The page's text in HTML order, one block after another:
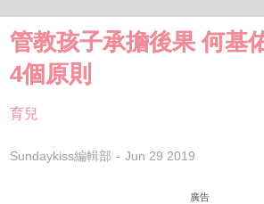
管教孩子承擔後果 何基
4個原則
育兒
Sundaykiss編輯部 Jun 29 2019
廣告